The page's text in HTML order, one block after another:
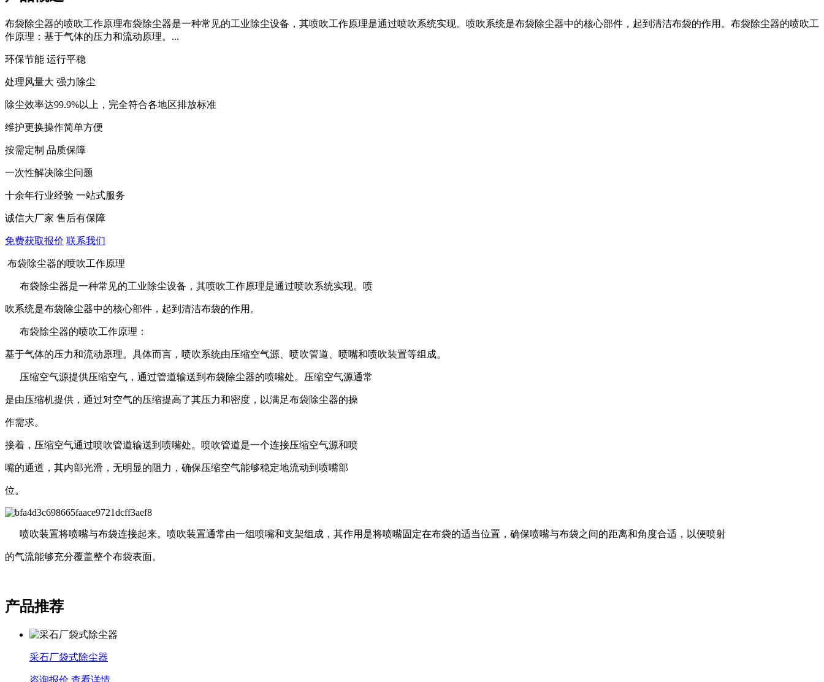
布袋除尘器的喷吹工作原理布袋除尘器是一种常见的工业除尘设备，其喷吹工作原理是通过喷吹系统实现。喷吹系统是布袋除尘器中的核心部件，起到清洁布袋的作用。布袋除尘器的喷吹工
作原理：基于气体的压力和流动原理。...
环保节能 运行平稳
处理风量大 强力除尘
除尘效率达99.9%以上，完全符合各地区排放标准
维护更换操作简单方便
按需定制 品质保障
一次性解决除尘问题
十余年行业经验 一站式服务
诚信大厂家 售后有保障
免费获取报价 联系我们
布袋除尘器的喷吹工作原理
布袋除尘器是一种常见的工业除尘设备，其喷吹工作原理是通过喷吹系统实现。喷
吹系统是布袋除尘器中的核心部件，起到清洁布袋的作用。
布袋除尘器的喷吹工作原理：
基于气体的压力和流动原理。具体而言，喷吹系统由压缩空气源、喷吹管道、喷嘴和喷吹装置等组成。
压缩空气源提供压缩空气，通过管道输送到布袋除尘器的喷嘴处。压缩空气源通常
是由压缩机提供，通过对空气的压缩提高了其压力和密度，以满足布袋除尘器的操
作需求。
接着，压缩空气通过喷吹管道输送到喷嘴处。喷吹管道是一个连接压缩空气源和喷
嘴的通道，其内部光滑，无明显的阻力，确保压缩空气能够稳定地流动到喷嘴部
位。
喷吹装置将喷嘴与布袋连接起来。喷吹装置通常由一组喷嘴和支架组成，其作用是将喷嘴固定在布袋的适当位置，确保喷嘴与布袋之间的距离和角度合适，以便喷射
的气流能够充分覆盖整个布袋表面。
产品推荐
采石厂袋式除尘器
咨询报价 查看详情